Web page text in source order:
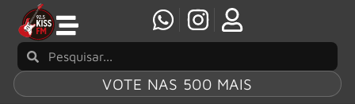
VOTE NAS 500 MAIS